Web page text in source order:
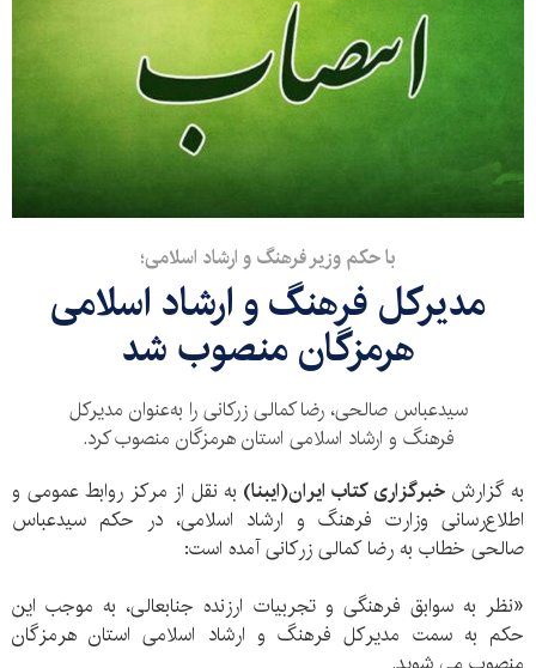
با حکم وزیر فرهنگ و ارشاد اسلامی؛
مدیرکل فرهنگ و ارشاد اسلامی
هرمزگان منصوب شد
سید‌عباس صالحی،‌ رضا کمالی زرکانی را به‌عنوان مدیرکل
فرهنگ و ارشاد اسلامی استان هرمزگان منصوب کرد.
به گزارشخبرگزاری کتاب ایران‌(ایبنا) به نقل از مرکز روابط عمومی و
اطلاع‌رسانی وزارت فرهنگ و ارشاد اسلامی، در حکم سیدعباس
صالحی خطاب به رضا کمالی زرکانی آمده است:
«نظر به سوابق فرهنگی و تجربیات ارزنده جنابعالی، به موجب این
حکم به سمت مدیرکل فرهنگ و ارشاد اسلامی استان هرمزگان